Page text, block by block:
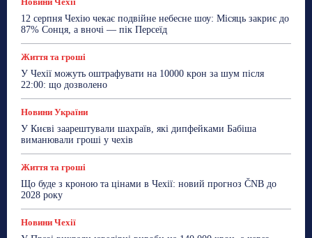
12 серпня Чехію чекає подвійне небесне шоу: Місяць закриє до
87% Сонця, а вночі — пік Персеїд
Життя та гроші
У Чехії можуть оштрафувати на 10000 крон за шум після
22:00: що дозволено
Новини України
У Києві заарештували шахраїв, які дипфейками Бабіша
виманювали гроші у чехів
Життя та гроші
Що буде з кроною та цінами в Чехії: новий прогноз ČNB до
2028 року
Новини Чехії